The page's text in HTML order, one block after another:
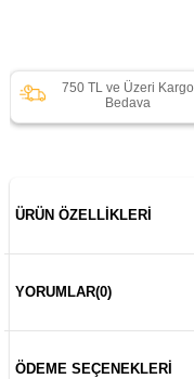
750 TL ve Üzeri Kargo
Bedava
ÜRÜN ÖZELLIKLERI
YORUMLAR(0)
ÖDEME SEÇENEKLERI